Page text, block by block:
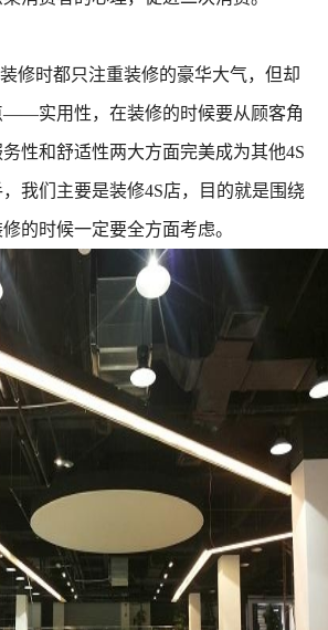
修时都只注重装修的豪华大气，但却
——实用性，在装修的时候要从顾客角
性和舒适性两大方面完美成为其他4S
我们主要是装修4S店，目的就是围绕
的时候一定要全方面考虑。